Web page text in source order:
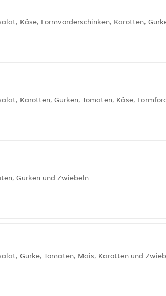
Käse, Formvorderschinken, Karotten,
Karotten, Gurken, Tomaten, Käse,
Gurken und Zwiebeln
Gurke, Tomaten, Mais, Karotten und